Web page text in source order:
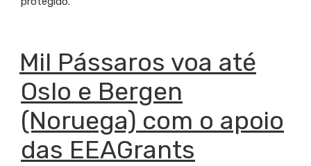
EM
Mil Pássaros voa até
Oslo e Bergen
(Noruega) com o apoio
das EEAGrants